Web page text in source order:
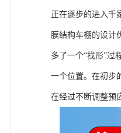
正在逐步的进入千
膜结构车棚的设计
多了一个“找形”过
一个位置。在初步
在经过不断调整预